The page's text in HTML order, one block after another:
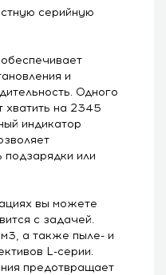
серийную
и
Одного
хватить на 2345
индикатор
подзарядки или
вы можете
с задачей.
а также пыле- и
L-серии.
предотвращает